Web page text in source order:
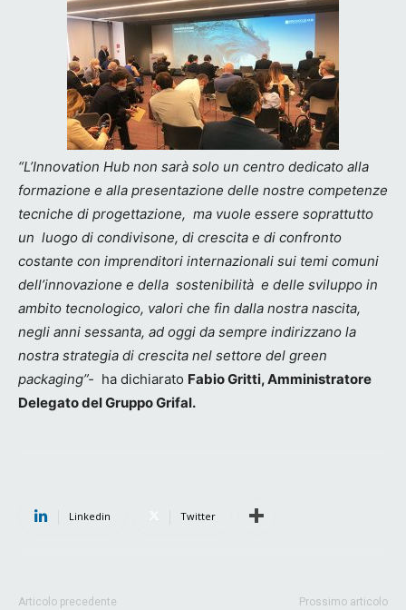
“L’Innovation Hub non sarà solo un centro dedicato alla
formazione e alla presentazione delle nostre competenze
tecniche di progettazione, ma vuole essere soprattutto
un luogo di condivisone, di crescita e di confronto
costante con imprenditori internazionali sui temi comuni
dell’innovazione e della sostenibilità e delle sviluppo in
ambito tecnologico, valori che fin dalla nostra nascita,
negli anni sessanta, ad oggi da sempre indirizzano la
nostra strategia di crescita nel settore del green
packaging”- ha dichiarato Fabio Gritti, Amministratore
Delegato del Gruppo Grifal.
Linkedin Twitter
Articolo precedente Prossimo articolo